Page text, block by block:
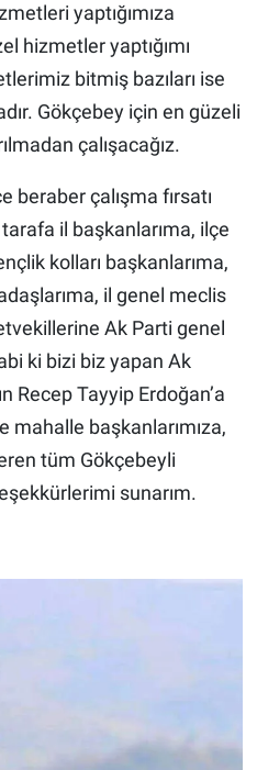
yaptığımıza
hizmetler yaptığımı
bitmiş bazıları ise
Gökçebey için en güzeli
çalışacağız.
beraber çalışma fırsatı
il başkanlarıma, ilçe
kolları başkanlarıma,
il genel meclis
Ak Parti genel
ki bizi biz yapan Ak
Recep Tayyip Erdoğan’a
başkanlarımıza,
tüm Gökçebeyli
sunarım.